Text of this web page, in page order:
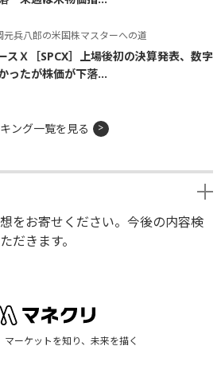
元兵八郎の米国株マスターへの道
スＸ［SPCX］上場後初の決算発表、数字
ったが株価が下落...
ング一覧を見る
をお寄せください。今後の内容検
だきます。
マーケットを知り、未来を描く